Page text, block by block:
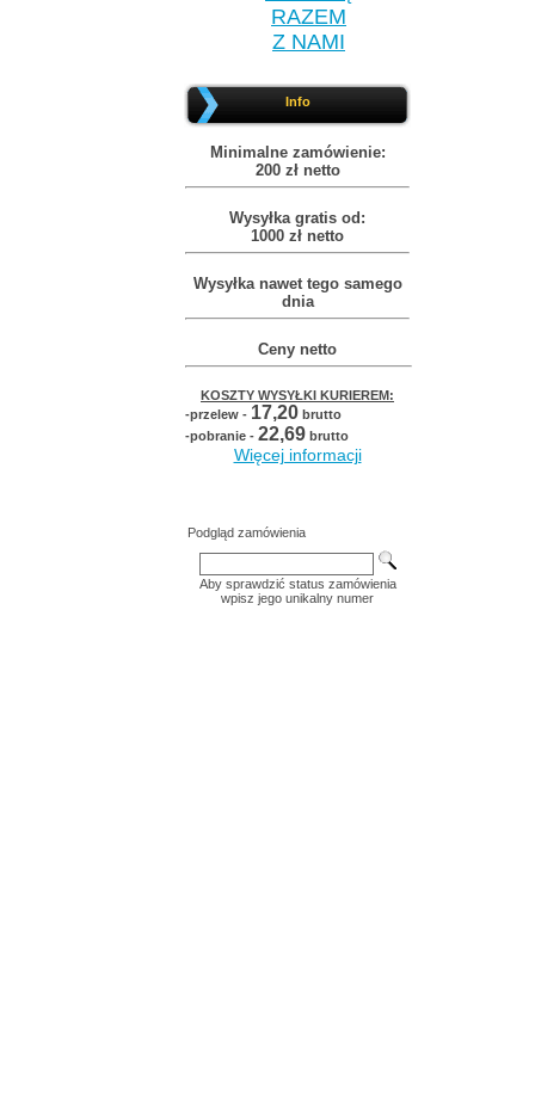
RAZEM
Z NAMI
Info
Minimalne zamówienie:
200 zł netto
Wysyłka gratis od:
1000 zł netto
Wysyłka nawet tego samego
dnia
Ceny netto
KOSZTY WYSYŁKI KURIEREM:
-przelew - 17,20 brutto
-pobranie - 22,69 brutto
Więcej informacji
Podgląd zamówienia
Aby sprawdzić status zamówienia
wpisz jego unikalny numer